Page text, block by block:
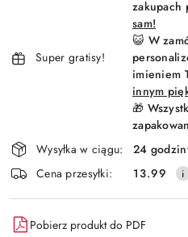
Super gratisy!
zakupach
sam!
😺 W
imieniem
innym
🎁
Wysyłka w ciągu:
24
Cena przesyłki:
13.99
Pobierz produkt do PDF